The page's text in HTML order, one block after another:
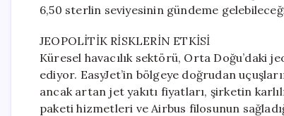
6,50 sterlin seviyesinin gündeme
JEOPOLİTİK RİSKLERİN ETKİSİ
Küresel havacılık sektörü, Orta
ediyor. EasyJet’in bölgeye doğrudan
ancak artan jet yakıtı fiyatları, şirketin
paketi hizmetleri ve Airbus filosunun